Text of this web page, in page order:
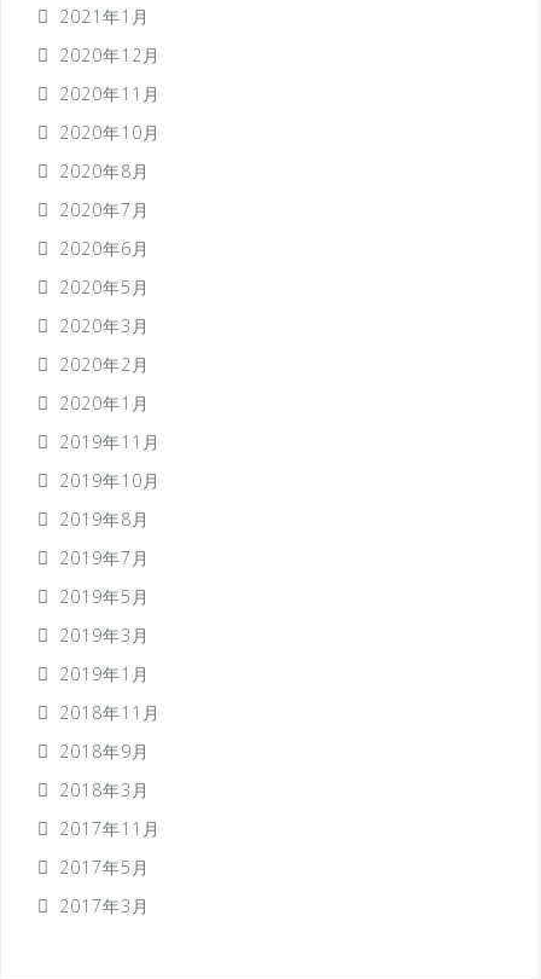
2021年1月
2020年12月
2020年11月
2020年10月
2020年8月
2020年7月
2020年6月
2020年5月
2020年3月
2020年2月
2020年1月
2019年11月
2019年10月
2019年8月
2019年7月
2019年5月
2019年3月
2019年1月
2018年11月
2018年9月
2018年3月
2017年11月
2017年5月
2017年3月